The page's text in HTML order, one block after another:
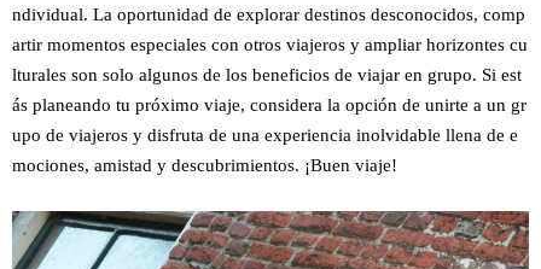
ndividual. La oportunidad de explorar destinos desconocidos, comp
artir momentos especiales con otros viajeros y ampliar horizontes cu
lturales son solo algunos de los beneficios de viajar en grupo. Si est
ás planeando tu próximo viaje, considera la opción de unirte a un gr
upo de viajeros y disfruta de una experiencia inolvidable llena de e
mociones, amistad y descubrimientos. ¡Buen viaje!